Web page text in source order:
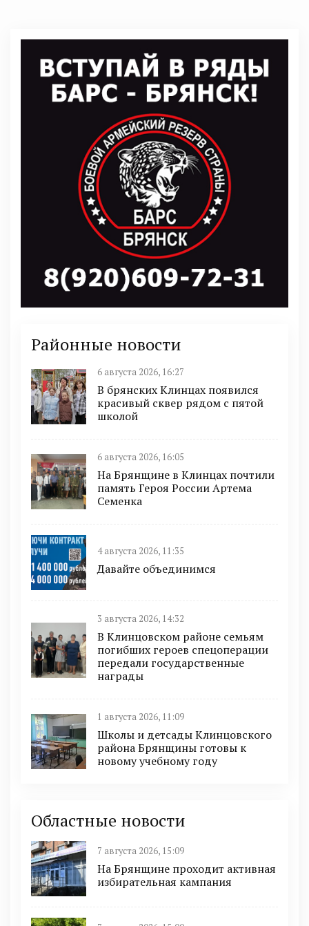
Районные новости
6 августа 2026, 16:27
В брянских Клинцах появился
красивый сквер рядом с пятой
школой
6 августа 2026, 16:05
На Брянщине в Клинцах почтили
память Героя России Артема
Семенка
4 августа 2026, 11:35
Давайте объединимся
3 августа 2026, 14:32
В Клинцовском районе семьям
погибших героев спецоперации
передали государственные
награды
1 августа 2026, 11:09
Школы и детсады Клинцовского
района Брянщины готовы к
новому учебному году
Областные новости
7 августа 2026, 15:09
На Брянщине проходит активная
избирательная кампания